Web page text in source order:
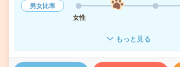
男女比率
女性
もっと見る